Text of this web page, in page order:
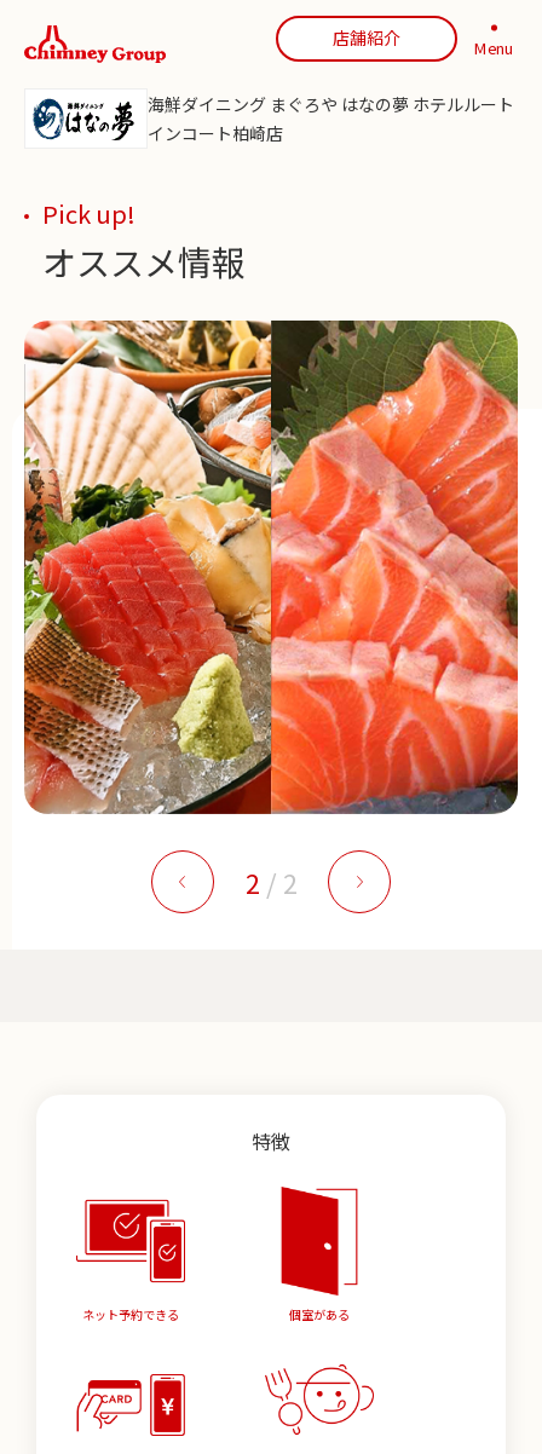
店舗紹介 Menu
海鮮ダイニング まぐろや はなの夢 ホテルルート
インコート柏崎店
Pick up!
オススメ情報
2 / 2
特徴
ネット予約できる 個室がある